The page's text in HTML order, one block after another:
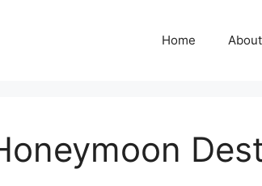
Home